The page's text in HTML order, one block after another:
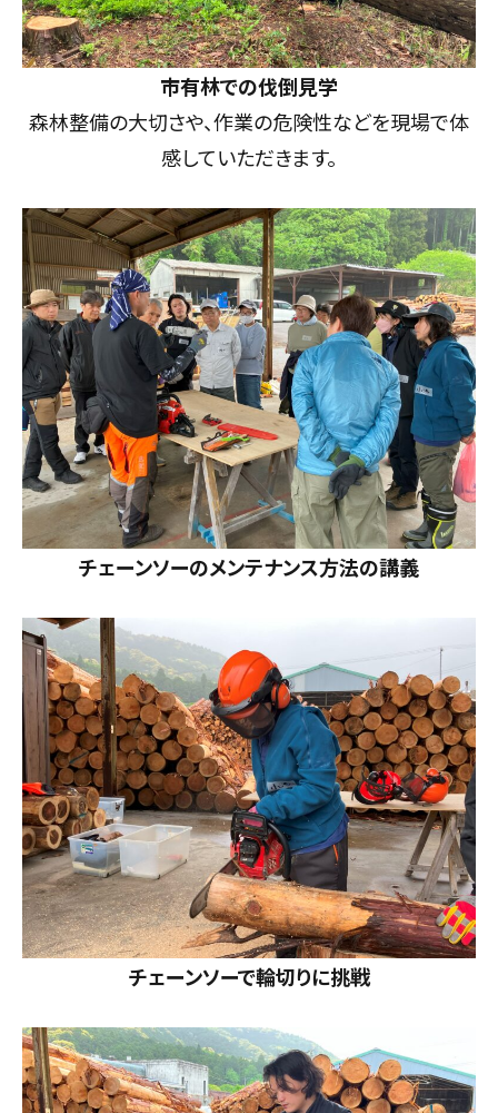
市有林での伐倒見学
森林整備の大切さや、作業の危険性などを現場で体
感していただきます。
チェーンソーのメンテナンス方法の講義
チェーンソーで輪切りに挑戦